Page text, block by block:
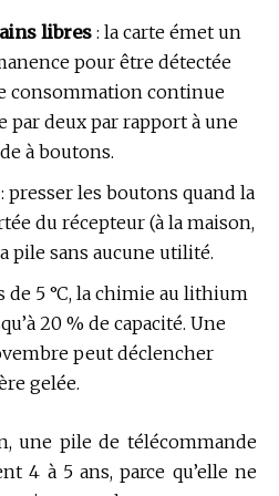
libres: la carte émet un
pour être détectée
consommation continue
par deux par rapport à une
à boutons.
: presser les boutons quand la
du récepteur (à la maison,
pile sans aucune utilité.
de 5 °C, la chimie au lithium
20 % de capacité. Une
peut déclencher
gelée.
une pile de télécommande
4 à 5 ans, parce qu’elle ne